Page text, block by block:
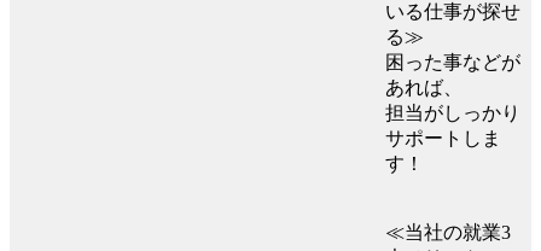
いる仕事が探せ
る≫
困った事などが
あれば、
担当がしっかり
サポートしま
す！
≪当社の就業3